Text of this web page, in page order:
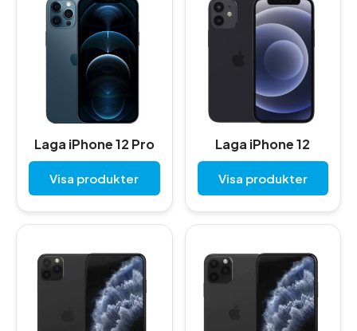
Laga iPhone 12 Pro
Visa produkter
Laga iPhone 12
Visa produkter